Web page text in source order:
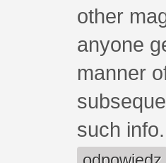
other
anyone
manner
such info.